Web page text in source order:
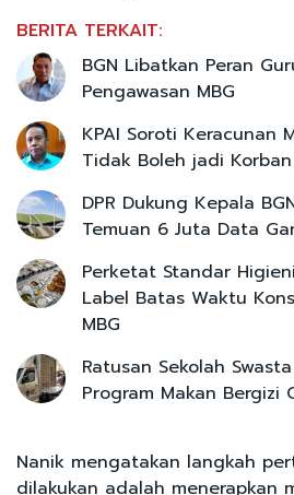
BERITA TERKAIT:
BGN Libatkan Peran
Pengawasan MBG
KPAI Soroti Keracunan
Tidak Boleh jadi
DPR Dukung Kepala
Temuan 6 Juta Data
Perketat Standar
Label Batas Waktu
MBG
Ratusan Sekolah
Program Makan Bergizi
Nanik mengatakan langkah
dilakukan adalah menerapkan